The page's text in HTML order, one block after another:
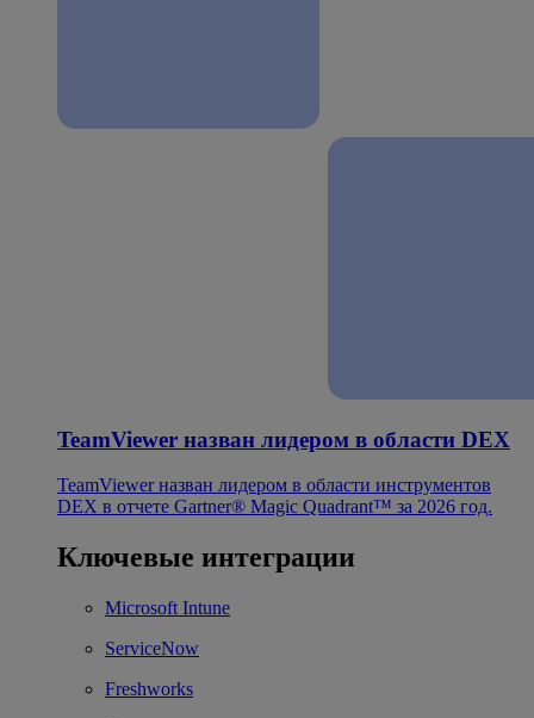
TeamViewer назван лидером в области DEX
TeamViewer назван лидером в области инструментов
DEX в отчете Gartner® Magic Quadrant™ за 2026 год.
Ключевые интеграции
Microsoft Intune
ServiceNow
Freshworks